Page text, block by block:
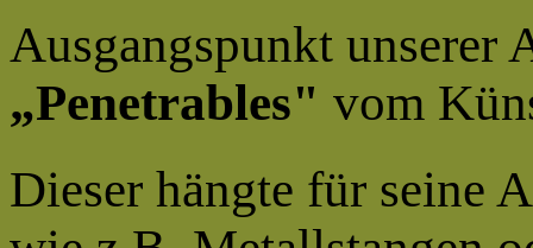
Ausgangspunkt unserer
„Penetrables" vom
Dieser hängte für seine